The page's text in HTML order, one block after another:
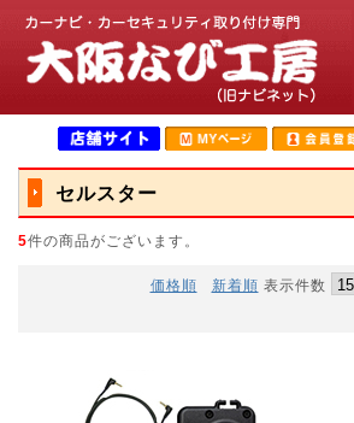
セルスター
5件の商品がございます。
価格順 新着順 表示件数